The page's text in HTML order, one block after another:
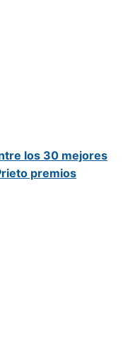
los 30 mejores
premios